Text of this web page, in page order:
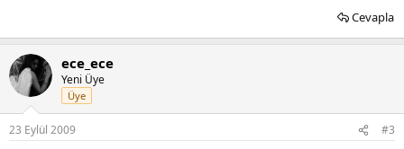
Cevapla
ece_ece
Yeni Üye
Üye
23 Eylül 2009 #3